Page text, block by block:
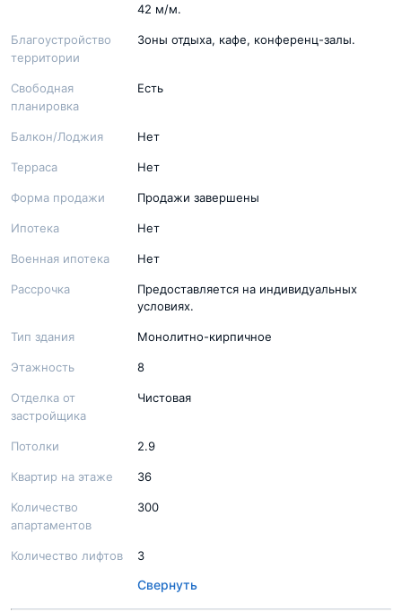
42 м/м.
Благоустройство
территории
Зоны отдыха, кафе, конференц-залы.
Свободная
планировка
Есть
Балкон/Лоджия Нет
Терраса Нет
Форма продажи Продажи завершены
Ипотека Нет
Военная ипотека Нет
Рассрочка
Предоставляется на индивидуальных
условиях.
Тип здания Монолитно-кирпичное
Этажность 8
Отделка от
застройщика
Чистовая
Потолки 2.9
Квартир на этаже 36
Количество
апартаментов
300
Количество лифтов 3
Свернуть